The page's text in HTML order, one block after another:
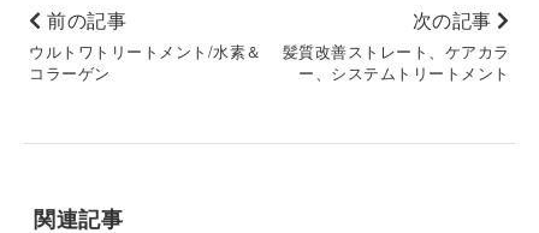
前の記事
ウルトワトリートメント/水素＆
コラーゲン
次の記事
髪質改善ストレート、ケアカラ
ー、システムトリートメント
関連記事